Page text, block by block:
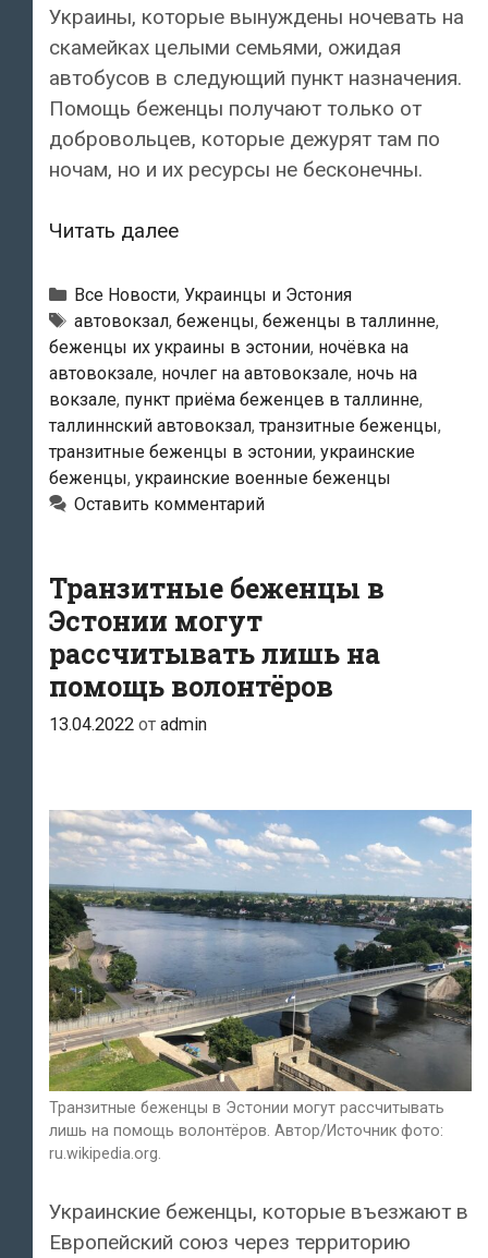
Украины, которые вынуждены ночевать на
скамейках целыми семьями, ожидая
автобусов в следующий пункт назначения.
Помощь беженцы получают только от
добровольцев, которые дежурят там по
ночам, но и их ресурсы не бесконечны.
Читать далееБеженцы
на
Таллиннском
автовокзале:
руководство
вокзала
недовольно
решением
города
Рубрики
Все Новости, Украинцы и Эстония
Метки
автовокзал, беженцы, беженцы в таллинне,
беженцы их украины в эстонии, ночёвка на
автовокзале, ночлег на автовокзале, ночь на
вокзале, пункт приёма беженцев в таллинне,
таллиннский автовокзал,транзитные беженцы,
транзитные беженцы в эстонии, украинские
беженцы, украинские военные беженцы
Оставить комментарий
Транзитные беженцы в
Эстонии могут
рассчитывать лишь на
помощь волонтёров
13.04.2022 от admin
Транзитные беженцы в Эстонии могут рассчитывать
лишь на помощь волонтёров. Автор/Источник фото:
ru.wikipedia.org.
Украинские беженцы, которые въезжают в
Европейский союз через территорию